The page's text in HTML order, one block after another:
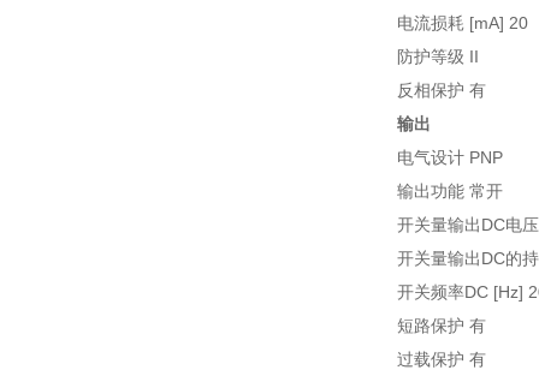
电流损耗 [mA] 20
防护等级 II
反相保护 有
输出
电气设计 PNP
输出功能 常开
开关量输出DC电
开关量输出DC的
开关频率DC [Hz]
短路保护 有
过载保护 有